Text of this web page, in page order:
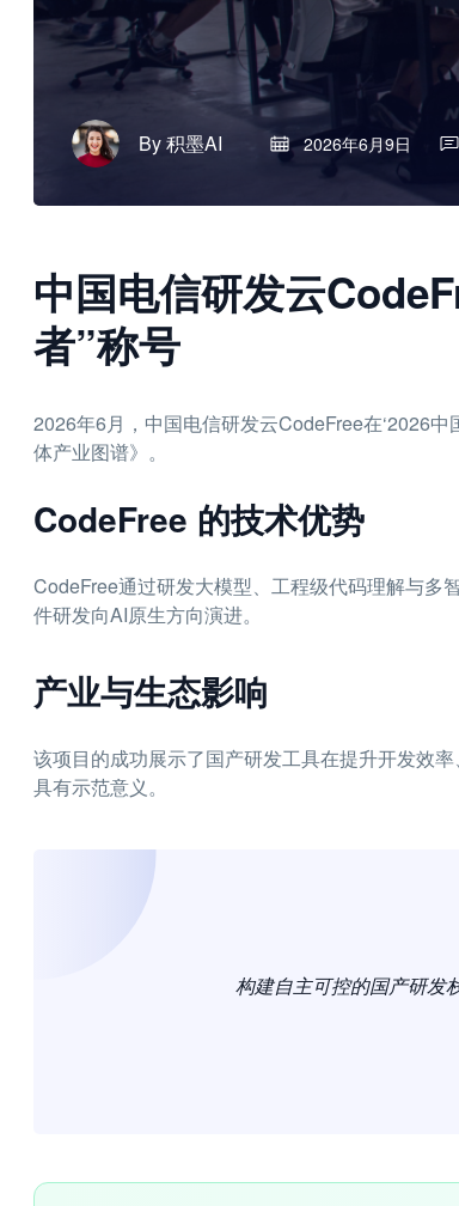
By积墨AI 2026年6月9日
中国电信研发云
者”称号
2026年6月，中国电信研发云CodeFree在‘2026
体产业图谱》。
CodeFree 的技术优势
CodeFree通过研发大模型、工程级代码理解与多
件研发向AI原生方向演进。
产业与生态影响
该项目的成功展示了国产研发工具在提升开发效
具有示范意义。
构建自主可控的国产研发